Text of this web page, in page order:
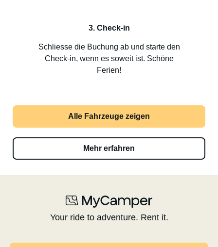
3. Check-in
Schliesse die Buchung ab und starte den
Check-in, wenn es soweit ist. Schöne
Ferien!
Alle Fahrzeuge zeigen
Mehr erfahren
Your ride to adventure. Rent it.